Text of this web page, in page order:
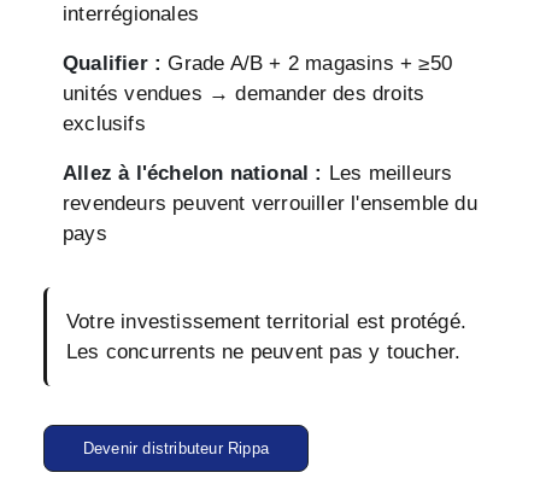
interrégionales
Qualifier : Grade A/B + 2 magasins + ≥50
unités vendues → demander des droits
exclusifs
Allez à l'échelon national : Les meilleurs
revendeurs peuvent verrouiller l'ensemble du
pays
Votre investissement territorial est protégé.
Les concurrents ne peuvent pas y toucher.
Devenir distributeur Rippa